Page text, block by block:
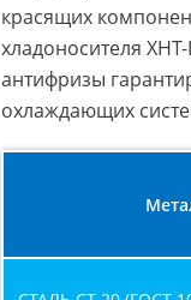
красящих
хладоносителя
антифризы
охлаждающих